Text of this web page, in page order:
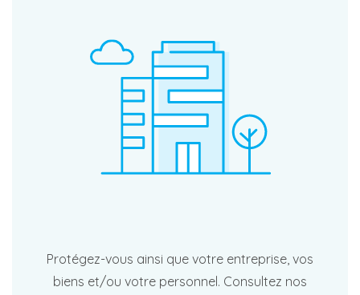
Protégez-vous ainsi que votre entreprise, vos
biens et/ou votre personnel. Consultez nos